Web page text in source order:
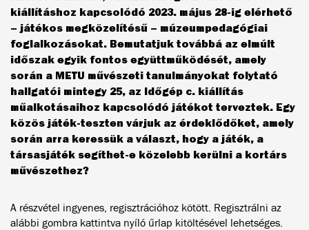
kiállításhoz kapcsolódó 2023. május 28-ig elérhető
– játékos megközelítésű – múzeumpedagógiai
foglalkozásokat. Bemutatjuk továbbá az elmúlt
időszak egyik fontos együttműködését, amely
során a METU művészeti tanulmányokat folytató
hallgatói mintegy 25, az Időgép c. kiállítás
műalkotásaihoz kapcsolódó játékot terveztek. Egy
közös játék-teszten várjuk az érdeklődőket, amely
során arra keressük a választ, hogy a játék, a
társasjáték segíthet-e közelebb kerülni a kortárs
művészethez?
A részvétel ingyenes, regisztrációhoz kötött. Regisztrálni az
alábbi gombra kattintva nyíló űrlap kitöltésével lehetséges.